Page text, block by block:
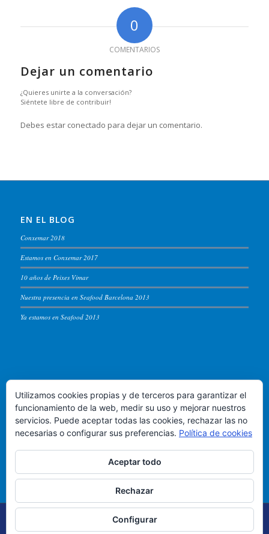
0
COMENTARIOS
Dejar un comentario
¿Quieres unirte a la conversación?
Siéntete libre de contribuir!
Debes estar conectado para dejar un comentario.
EN EL BLOG
Conxemar 2018
Estamos en Conxemar 2017
10 años de Peixes Vimar
Nuestra presencia en Seafood Barcelona 2013
Ya estamos en Seafood 2013
Puerto de Vigo, lonja de altura - Almacen 54
Teléfono +34 986.822.583
© Copyright 2019 Peixes Vimar -Política de Privacidad
Cookies
Utilizamos cookies propias y de terceros para garantizar el
funcionamiento de la web, medir su uso y mejorar nuestros
servicios. Puede aceptar todas las cookies, rechazar las no
necesarias o configurar sus preferencias. Política de cookies
Aceptar todo
Rechazar
Configurar